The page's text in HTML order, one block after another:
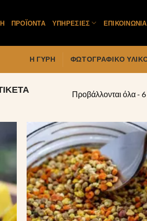
ΠΡΟΪΌΝΤΑ ΥΠΗΡΕΣΊΕΣ ΕΠΙΚΟΙΝΩΝΊΑ
Η ΓΎΡΗ ΦΩΤΟΓΡΑΦΙΚΌ
Προβάλλονται όλα -